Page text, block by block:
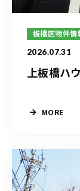
板橋区物件情
2026.07.31
上板橋ハ
MORE